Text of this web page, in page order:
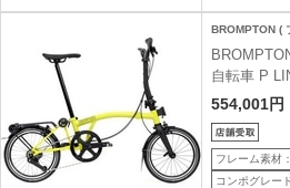
BROMPTON (
自転車 P
12速 MID
554,001円
フレーム素材
コンポグレー